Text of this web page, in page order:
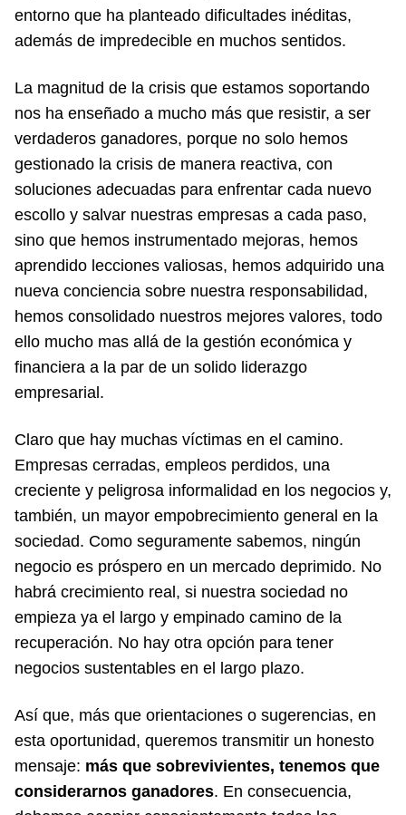
entorno que ha planteado dificultades inéditas,
además de impredecible en muchos sentidos.
La magnitud de la crisis que estamos soportando
nos ha enseñado a mucho más que resistir, a ser
verdaderos ganadores, porque no solo hemos
gestionado la crisis de manera reactiva, con
soluciones adecuadas para enfrentar cada nuevo
escollo y salvar nuestras empresas a cada paso,
sino que hemos instrumentado mejoras, hemos
aprendido lecciones valiosas, hemos adquirido una
nueva conciencia sobre nuestra responsabilidad,
hemos consolidado nuestros mejores valores, todo
ello mucho mas allá de la gestión económica y
financiera a la par de un solido liderazgo
empresarial.
Claro que hay muchas víctimas en el camino.
Empresas cerradas, empleos perdidos, una
creciente y peligrosa informalidad en los negocios y,
también, un mayor empobrecimiento general en la
sociedad. Como seguramente sabemos, ningún
negocio es próspero en un mercado deprimido. No
habrá crecimiento real, si nuestra sociedad no
empieza ya el largo y empinado camino de la
recuperación. No hay otra opción para tener
negocios sustentables en el largo plazo.
Así que, más que orientaciones o sugerencias, en
esta oportunidad, queremos transmitir un honesto
mensaje: más que sobrevivientes, tenemos que
considerarnos ganadores. En consecuencia,